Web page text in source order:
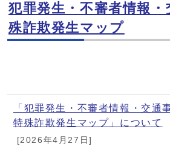
メインメニュー
犯罪発生・不審者情報
殊詐欺発生マップ
「犯罪発生・不審者情報・交通
特殊詐欺発生マップ」について
[2026年4月27日]